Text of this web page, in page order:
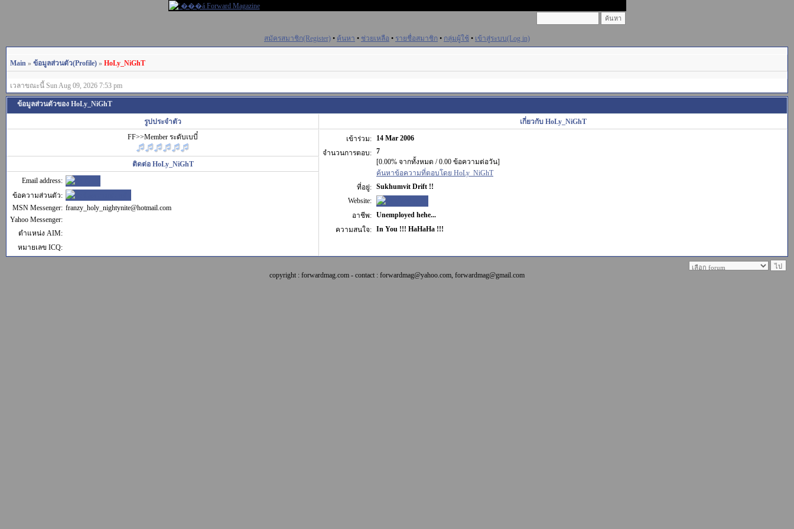
สมัครสมาชิก(Register) • ค้นหา • ช่วยเหลือ • รายชื่อสมาชิก • กลุ่มผู้ใช้ • เข้าสู่ระบบ(Log in)
Main » ข้อมูลส่วนตัว(Profile) » HoLy_NiGhT
เวลาขณะนี้ Sun Aug 09, 2026 7:53 pm
ข้อมูลส่วนตัวของ HoLy_NiGhT
รูปประจำตัว
เกี่ยวกับ HoLy_NiGhT
FF>>Member ระดับเบบี๋
เข้าร่วม:
14 Mar 2006
จำนวนการตอบ: 7
[0.00% จากทั้งหมด / 0.00 ข้อความต่อวัน]
ค้นหาข้อความที่ตอบโดย HoLy_NiGhT
ที่อยู่: Sukhumvit Drift !!
Website:
อาชีพ: Unemployed hehe...
ความสนใจ: In You !!! HaHaHa !!!
ติดต่อ HoLy_NiGhT
Email address:
ข้อความส่วนตัว:
MSN Messenger: franzy_holy_nightynite@hotmail.com
Yahoo Messenger:
ตำแหน่ง AIM:
หมายเลข ICQ:
copyright : forwardmag.com - contact : forwardmag@yahoo.com, forwardmag@gmail.com